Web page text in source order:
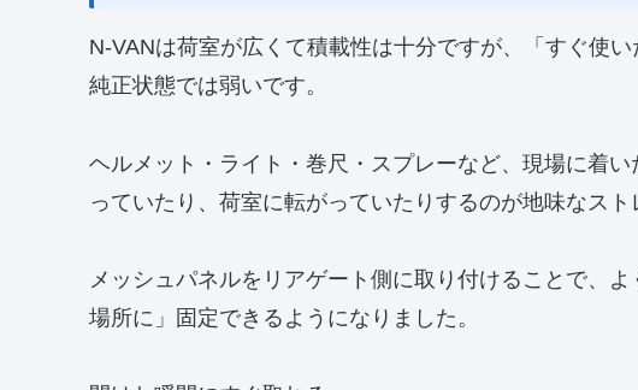
N-VANは荷室が広くて積載性は十分ですが、「すぐ使
純正状態では弱いです。
ヘルメット・ライト・巻尺・スプレーなど、現場に着
っていたり、荷室に転がっていたりするのが地味なスト
メッシュパネルをリアゲート側に取り付けることで、
場所に」固定できるようになりました。